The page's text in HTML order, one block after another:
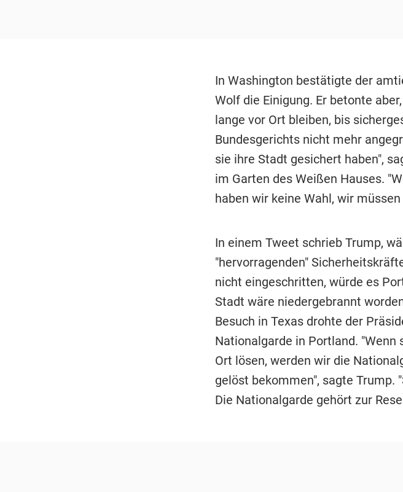
In Washington bestätigte der
Wolf die Einigung. Er betonte
lange vor Ort bleiben, bis
Bundesgerichts nicht mehr
sie ihre Stadt gesichert haben",
im Garten des Weißen Hauses.
haben wir keine Wahl, wir
In einem Tweet schrieb Trump,
"hervorragenden"
nicht eingeschritten, würde es
Stadt wäre niedergebrannt
Besuch in Texas drohte der
Nationalgarde in Portland.
Ort lösen, werden wir die
gelöst bekommen", sagte Trump.
Die Nationalgarde gehört zur